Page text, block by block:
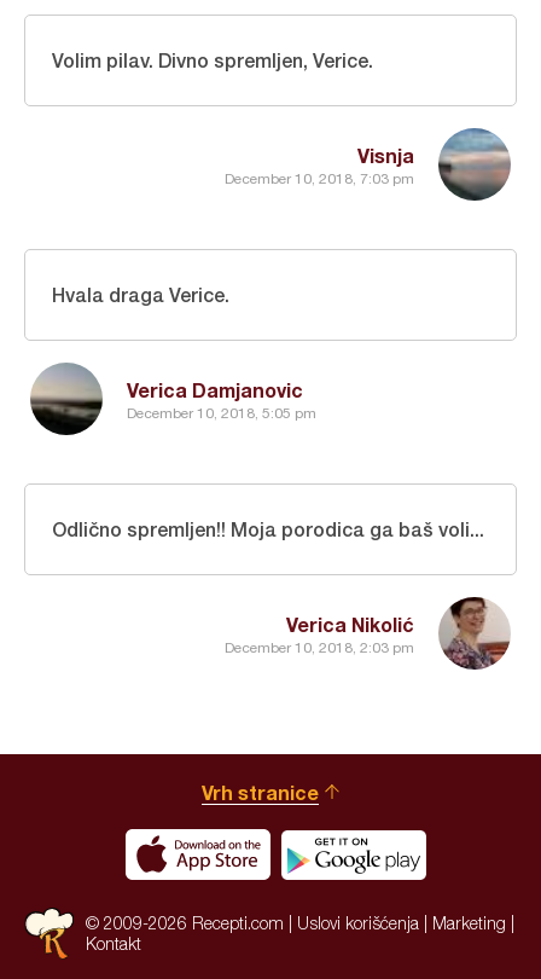
Visnja
December 10, 2018, 7:03 pm
Volim pilav. Divno spremljen, Verice.
Verica Damjanovic
December 10, 2018, 5:05 pm
Hvala draga Verice.
Verica Nikolić
December 10, 2018, 2:03 pm
Odlično spremljen!! Moja porodica ga baš voli...
Vrh stranice
© 2009-2026 Recepti.com | Uslovi korišćenja Marketing
Kontakt